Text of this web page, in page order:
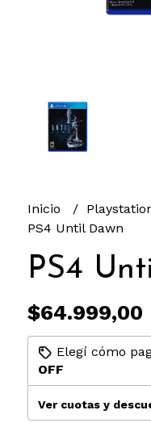
Inicio
PS4 Until Dawn
PS4
$64.999,00
Elegí cómo
OFF
Ver cuotas y